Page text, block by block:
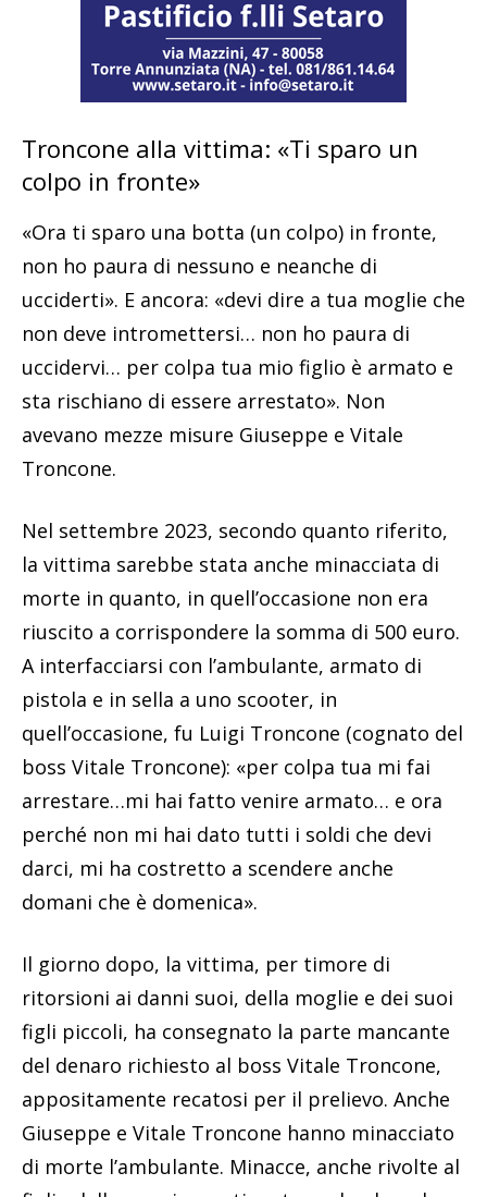
Troncone alla vittima: «Ti sparo un
colpo in fronte»
«Ora ti sparo una botta (un colpo) in fronte,
non ho paura di nessuno e neanche di
ucciderti». E ancora: «devi dire a tua moglie che
non deve intromettersi… non ho paura di
uccidervi… per colpa tua mio figlio è armato e
sta rischiano di essere arrestato». Non
avevano mezze misure Giuseppe e Vitale
Troncone.
Nel settembre 2023, secondo quanto riferito,
la vittima sarebbe stata anche minacciata di
morte in quanto, in quell’occasione non era
riuscito a corrispondere la somma di 500 euro.
A interfacciarsi con l’ambulante, armato di
pistola e in sella a uno scooter, in
quell’occasione, fu Luigi Troncone (cognato del
boss Vitale Troncone): «per colpa tua mi fai
arrestare…mi hai fatto venire armato… e ora
perché non mi hai dato tutti i soldi che devi
darci, mi ha costretto a scendere anche
domani che è domenica».
Il giorno dopo, la vittima, per timore di
ritorsioni ai danni suoi, della moglie e dei suoi
figli piccoli, ha consegnato la parte mancante
del denaro richiesto al boss Vitale Troncone,
appositamente recatosi per il prelievo. Anche
Giuseppe e Vitale Troncone hanno minacciato
di morte l’ambulante. Minacce, anche rivolte al